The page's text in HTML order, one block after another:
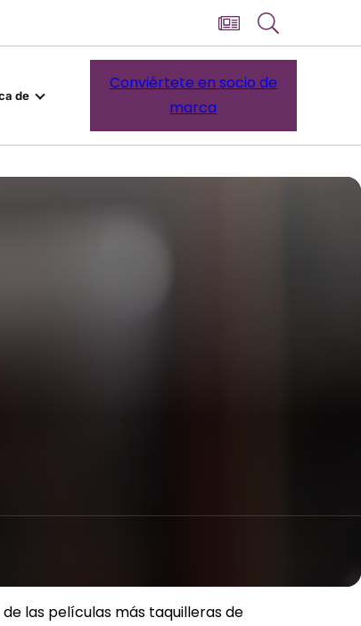
de
Conviértete en socio de
marca
las películas más taquilleras de